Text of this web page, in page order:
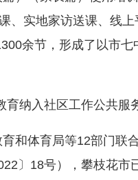
、实地家访送课、线
余节，形成了以市
纳入社区工作公共服
体育局等12部门联
〕18号），攀枝花